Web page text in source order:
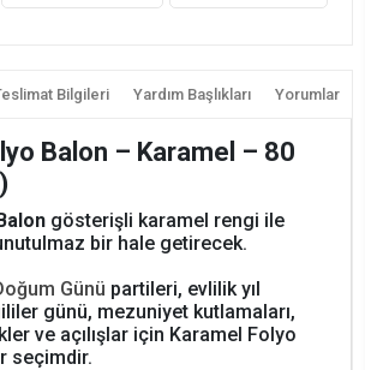
Bilgileri Yardım Başlıkları Yorumlar
Balon – Karamel – 80
gösterişli karamel rengi ile
bir hale getirecek.
Günü partileri, evlilik yıl
günü, mezuniyet kutlamaları,
ve açılışlar için Karamel Folyo
seçimdir.